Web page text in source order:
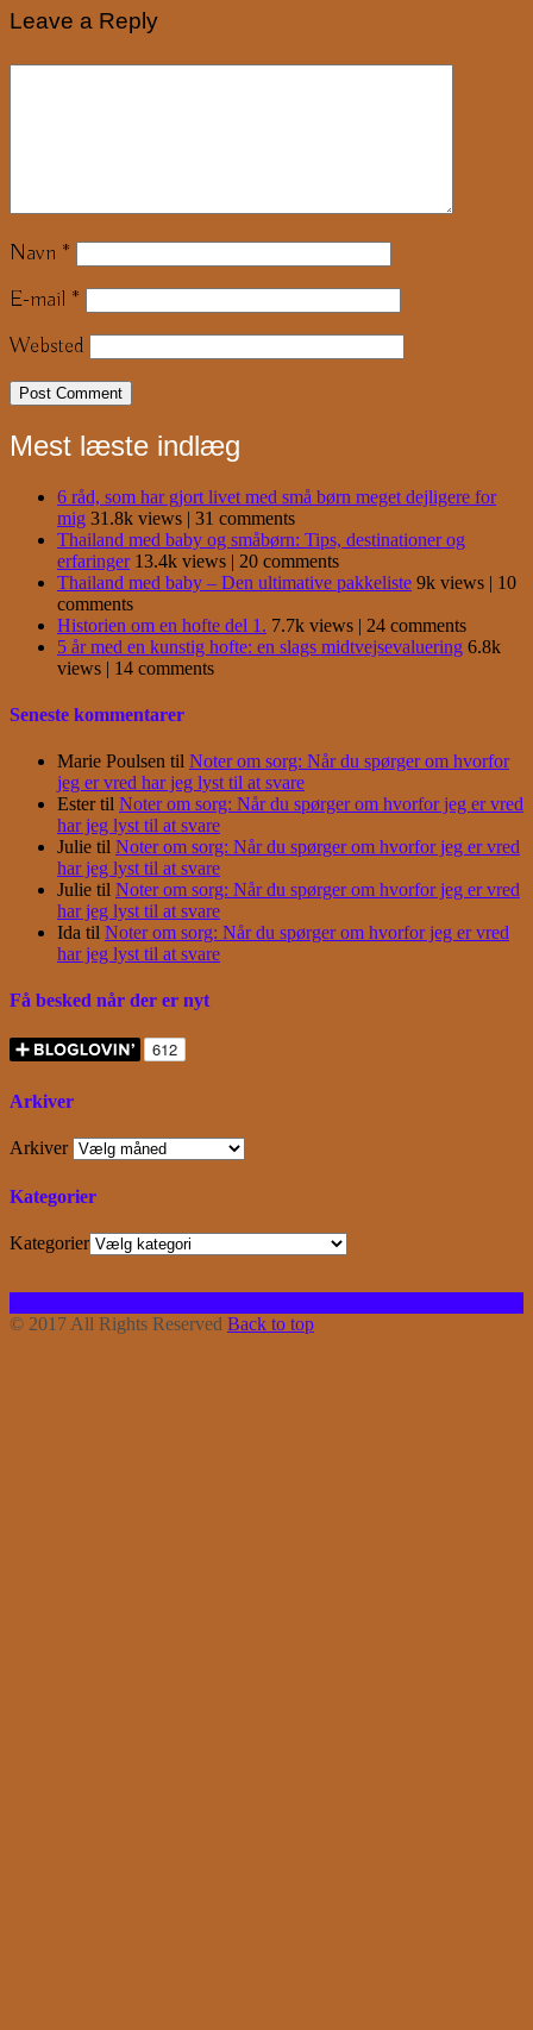
Leave a Reply
Navn *
E-mail *
Websted
Mest læste indlæg
6 råd, som har gjort livet med små børn meget dejligere for
mig 31.8k views | 31 comments
Thailand med baby og småbørn: Tips, destinationer og
erfaringer 13.4k views | 20 comments
Thailand med baby – Den ultimative pakkeliste 9k views | 10
comments
Historien om en hofte del 1. 7.7k views | 24 comments
5 år med en kunstig hofte: en slags midtvejsevaluering 6.8k
views | 14 comments
Seneste kommentarer
Marie Poulsen til Noter om sorg: Når du spørger om hvorfor
jeg er vred har jeg lyst til at svare
Estertil Noter om sorg: Når du spørger om hvorfor jeg er vred
har jeg lyst til at svare
Julie til Noter om sorg: Når du spørger om hvorfor jeg er vred
har jeg lyst til at svare
Julie til Noter om sorg: Når du spørger om hvorfor jeg er vred
har jeg lyst til at svare
Ida til Noter om sorg: Når du spørger om hvorfor jeg er vred
har jeg lyst til at svare
Få besked når der er nyt
Arkiver
Arkiver
Kategorier
Kategorier
© 2017 All Rights Reserved Back to top